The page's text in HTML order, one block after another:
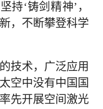
持‘铸剑精神’，
，不断攀登科学
技术，广泛应用
空中没有中国国
先开展空间激光